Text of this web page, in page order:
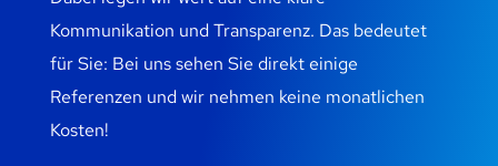
Kommunikation und Transparenz. Das bedeutet
für Sie: Bei uns sehen Sie direkt einige
Referenzen und wir nehmen keine monatlichen
Kosten!